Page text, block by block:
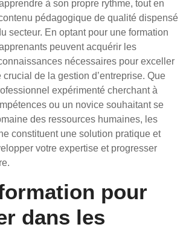
à son propre rythme, tout en
pédagogique de qualité dispensé
secteur. En optant pour une formation
peuvent acquérir les
nécessaires pour exceller
de la gestion d’entreprise. Que
expérimenté cherchant à
ou un novice souhaitant se
des ressources humaines, les
constituent une solution pratique et
votre expertise et progresser
pour
dans les